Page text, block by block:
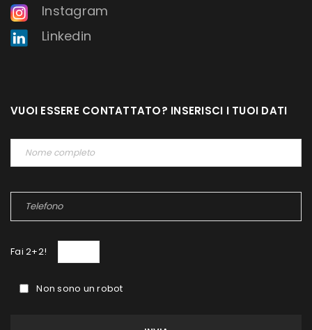
Instagram
Linkedin
VUOI ESSERE CONTATTATO? INSERISCI I TUOI DATI
Fai 2+2!
Non sono un robot